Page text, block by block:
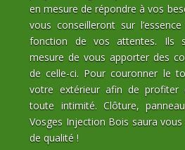
en mesure de répondre à vos
vous conseilleront sur
fonction de vos attentes. Ils
mesure de vous apporter des
de celle-ci. Pour couronner le
votre extérieur afin de profiter
toute intimité. Clôture,
Vosges Injection Bois saura
de qualité !